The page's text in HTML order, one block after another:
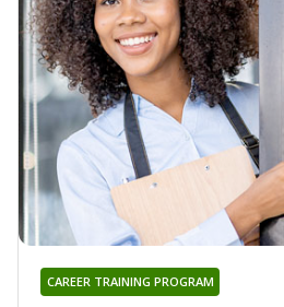
CAREER TRAINING PROGRAM